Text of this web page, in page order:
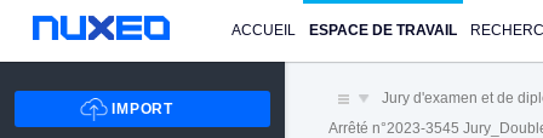
ACCUEIL ESPACE DE TRAVAIL
Jury d'examen et de
Arrêté n°2023-3545